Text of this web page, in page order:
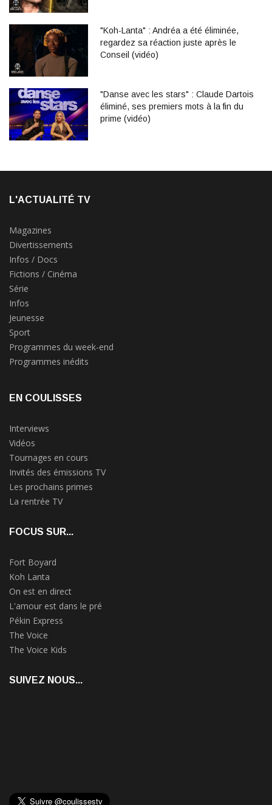
"Koh-Lanta" : Andréa a été éliminée,
regardez sa réaction juste après le
Conseil (vidéo)
"Danse avec les stars" : Claude Dartois
éliminé, ses premiers mots à la fin du
prime (vidéo)
L'ACTUALITÉ TV
Magazines
Divertissements
Infos / Docs
Fictions / Cinéma
Série
Infos
Jeunesse
Sport
Programmes du week-end
Programmes inédits
EN COULISSES
Interviews
Vidéos
Tournages en cours
Invités des émissions TV
Les prochains primes
La rentrée TV
FOCUS SUR...
Fort Boyard
Koh Lanta
On est en direct
L'amour est dans le pré
Pékin Express
The Voice
The Voice Kids
SUIVEZ NOUS...